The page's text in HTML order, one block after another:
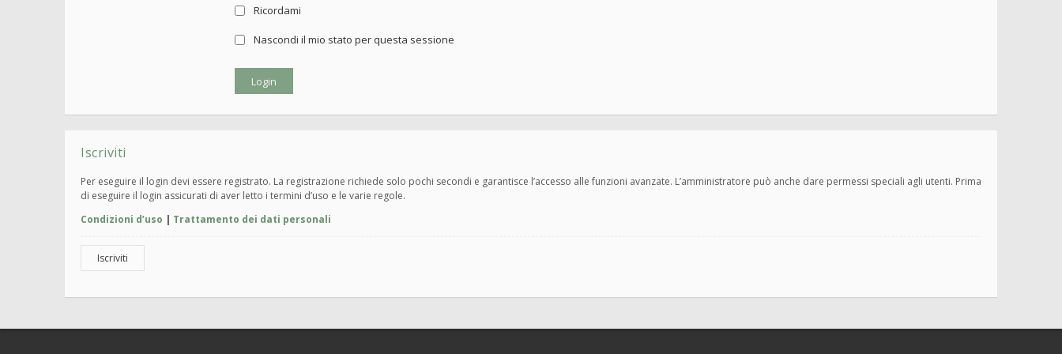
Ricordami
Nascondi il mio stato per questa sessione
Iscriviti
Per eseguire il login devi essere registrato. La registrazione richiede solo pochi secondi e garantisce l’accesso alle funzioni avanzate. L’amministratore può anche dare permessi speciali agli utenti. Prima
di eseguire il login assicurati di aver letto i termini d’uso e le varie regole.
Condizioni d’uso | Trattamento dei dati personali
Iscriviti